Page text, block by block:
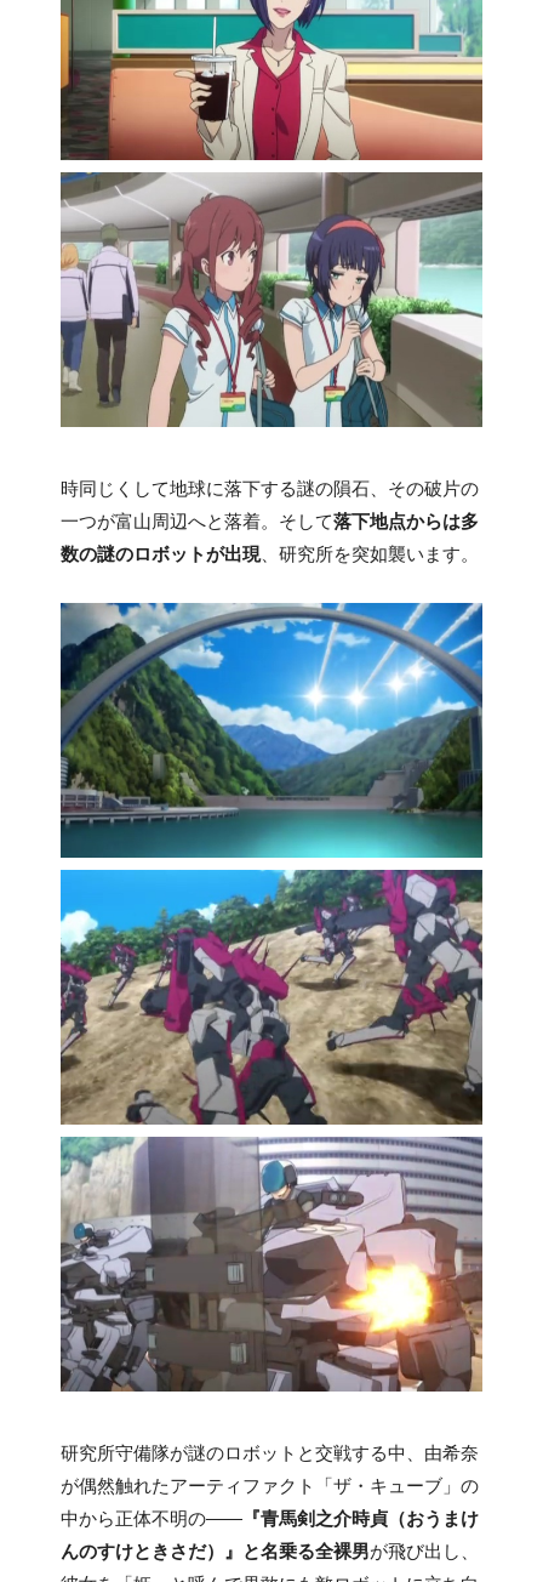
時同じくして地球に落下する謎の隕石、その破片の
一つが富山周辺へと落着。そして落下地点からは多
数の謎のロボットが出現、研究所を突如襲います。
研究所守備隊が謎のロボットと交戦する中、由希奈
が偶然触れたアーティファクト「ザ・キューブ」の
中から正体不明の―― 『青馬剣之介時貞（おうまけ
んのすけときさだ）』と名乗る全裸男が飛び出し、